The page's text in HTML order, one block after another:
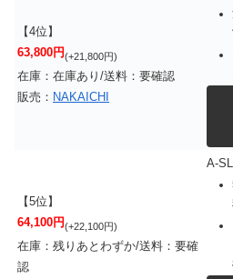
【4位】
63,800円(+21,800円)
在庫：在庫あり/送料：要確認
販売： NAKAICHI
【5位】
64,100円(+22,100円)
在庫：残りあとわずか/送料：要確
認
A-